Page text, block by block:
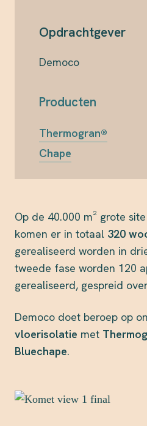
Opdrachtgever
Democo
Producten
Thermogran®
Chape
Op de 40.000 m² grote
komen er in totaal 320
gerealiseerd worden in
tweede fase worden 120
gerealiseerd, gespreid
Democo doet beroep op
vloerisolatie met
Bluechape.